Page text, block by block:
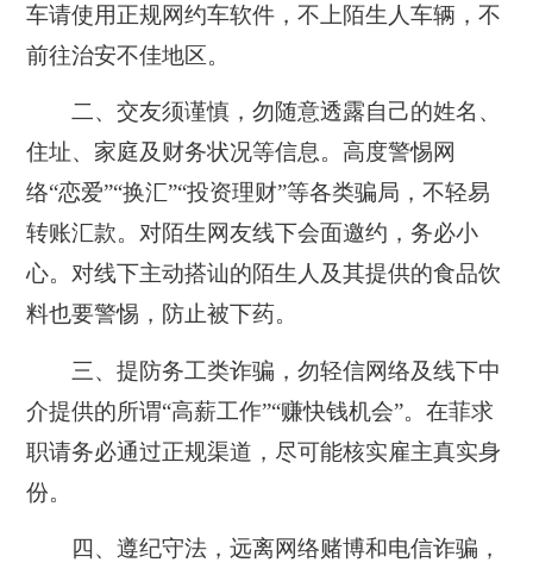
车请使用正规网约车软件，不上陌生人车辆，不
前往治安不佳地区。
二、交友须谨慎，勿随意透露自己的姓名、
住址、家庭及财务状况等信息。高度警惕网
络“恋爱”“换汇”“投资理财”等各类骗局，不轻易
转账汇款。对陌生网友线下会面邀约，务必小
心。对线下主动搭讪的陌生人及其提供的食品饮
料也要警惕，防止被下药。
三、提防务工类诈骗，勿轻信网络及线下中
介提供的所谓“高薪工作”“赚快钱机会”。在菲求
职请务必通过正规渠道，尽可能核实雇主真实身
份。
四、遵纪守法，远离网络赌博和电信诈骗，